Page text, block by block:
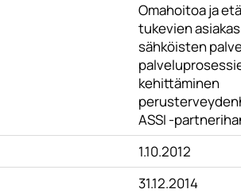
Omahoitoa ja
tukevien
sähköisten
kehittäminen
ASSI -
1.10.2012
31.12.2014